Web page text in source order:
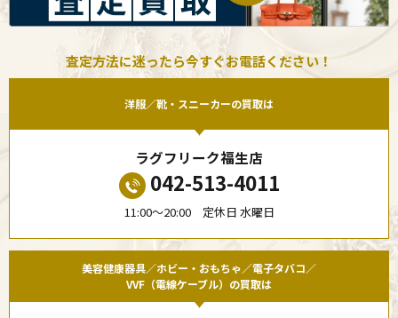
査定方法に迷ったら今すぐお電話ください！
洋服／靴・スニーカーの買取は
ラグフリーク福生店
042-513-4011
11:00〜20:00 定休日 水曜日
美容健康器具／ホビー・おもちゃ／電子タバコ／
VVF（電線ケーブル）の買取は